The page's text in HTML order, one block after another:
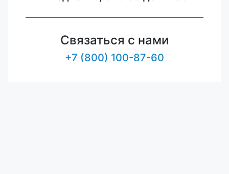
Связаться с нами
+7 (800) 100-87-60